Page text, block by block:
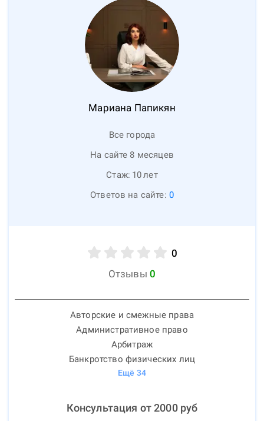
Мариана Папикян
Все города
На сайте 8 месяцев
Стаж: 10лет
Ответов на сайте: 0
0
Отзывы 0
Авторские и смежные права
Административное право
Арбитраж
Банкротство физических лиц
Ещё 34
Консультация от2000руб